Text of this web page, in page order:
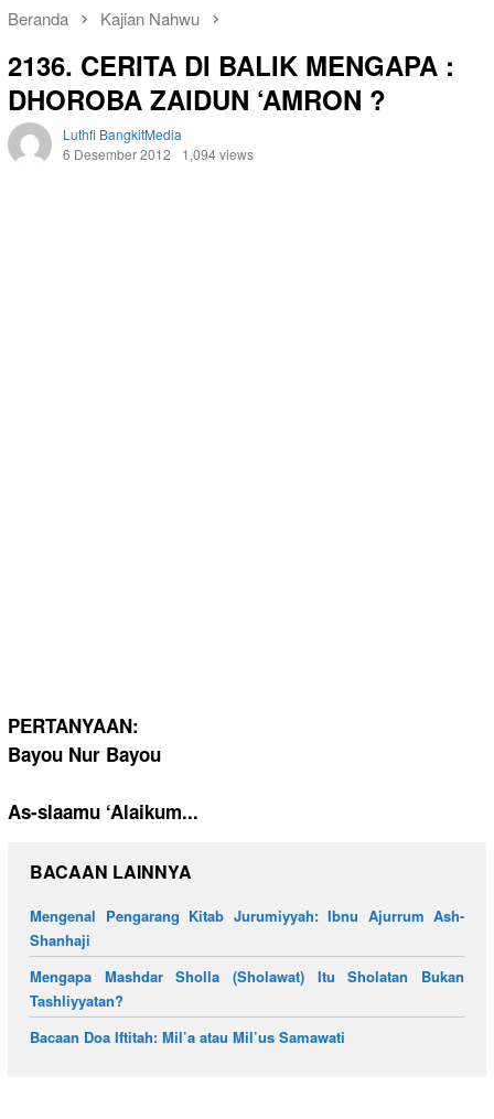
Beranda Kajian Nahwu
2136. CERITA DI BALIK MENGAPA :
DHOROBA ZAIDUN ‘AMRON ?
Luthfi BangkitMedia
6 Desember 2012
1,094 views
PERTANYAAN:
Bayou Nur Bayou
As-slaamu ‘Alaikum...
BACAAN LAINNYA
Mengenal Pengarang Kitab Jurumiyyah: Ibnu Ajurrum Ash-
Shanhaji
Mengapa Mashdar Sholla (Sholawat) Itu Sholatan Bukan
Tashliyyatan?
Bacaan Doa Iftitah: Mil’a atau Mil’us Samawati